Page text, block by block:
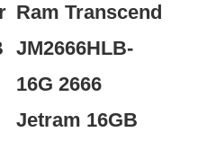
Ram Transcend
JM2666HLB-
16G 2666
Jetram 16GB